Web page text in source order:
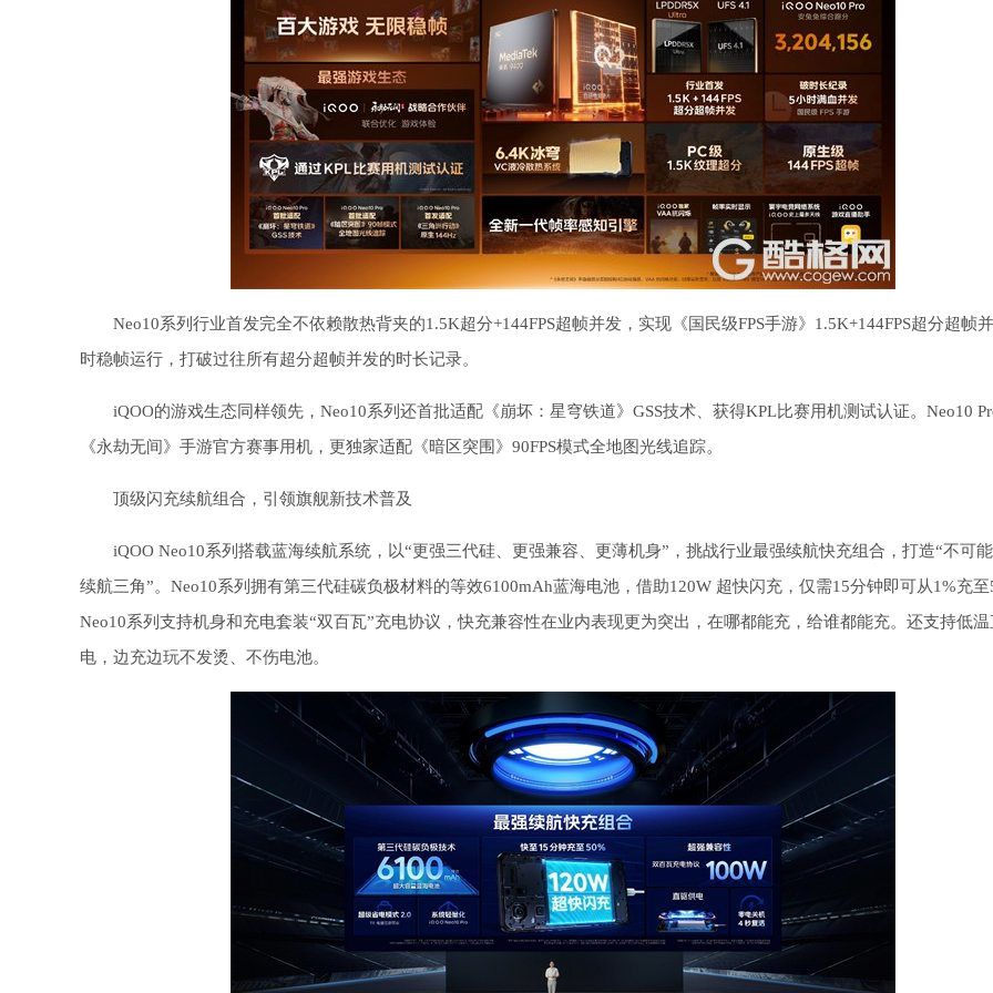
Neo10系列行业首发完全不依赖散热背夹的1.5K超分+144FPS超帧并发，实现《国民级FPS手游》1.5K+144FPS超分超帧
时稳帧运行，打破过往所有超分超帧并发的时长记录。
iQOO的游戏生态同样领先，Neo10系列还首批适配《崩坏：星穹铁道》GSS技术、获得KPL比赛用机测试认证。Neo10
《永劫无间》手游官方赛事用机，更独家适配《暗区突围》90FPS模式全地图光线追踪。
顶级闪充续航组合，引领旗舰新技术普及
iQOO Neo10系列搭载蓝海续航系统，以“更强三代硅、更强兼容、更薄机身”，挑战行业最强续航快充组合，打造“不可
续航三角”。Neo10系列拥有第三代硅碳负极材料的等效6100mAh蓝海电池，借助120W 超快闪充，仅需15分钟即可从1%充至
Neo10系列支持机身和充电套装“双百瓦”充电协议，快充兼容性在业内表现更为突出，在哪都能充，给谁都能充。还支持低
电，边充边玩不发烫、不伤电池。